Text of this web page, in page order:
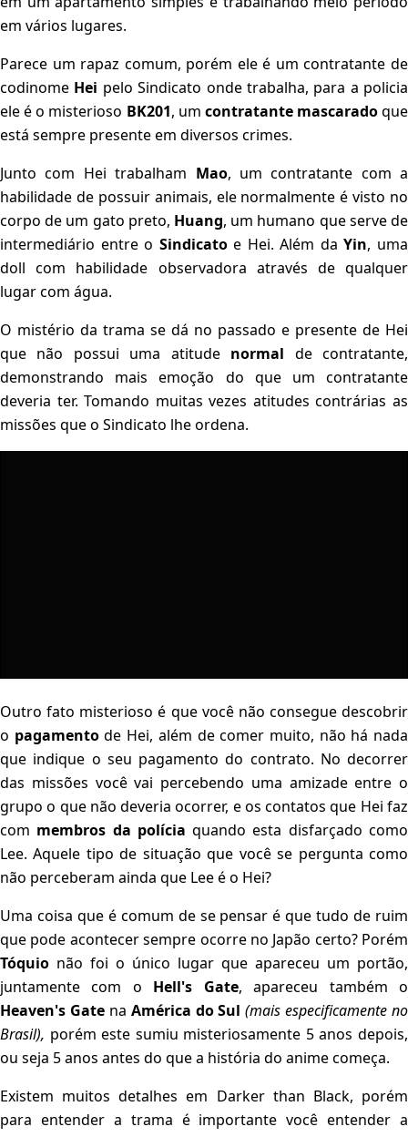
em vários lugares.
Parece um rapaz comum, porém ele é um contratante de
codinome Hei pelo Sindicato onde trabalha, para a policia
ele é o misterioso BK201, um contratante mascaradoque
está sempre presente em diversos crimes.
Junto com Hei trabalham Mao, um contratante com a
habilidade de possuir animais, ele normalmente é visto no
corpo de um gato preto, Huang, um humano que serve de
intermediário entre o Sindicatoe Hei. Além daYin, uma
doll com habilidade observadora através de qualquer
lugar com água.
O mistério da trama se dá no passado e presente de Hei
que não possui uma atitude normal de contratante,
demonstrando mais emoção do que um contratante
deveria ter. Tomando muitas vezes atitudes contrárias as
missões que o Sindicato lhe ordena.
Outro fato misterioso é que você não consegue descobrir
o pagamentode Hei, além de comer muito, não há nada
que indique o seu pagamento do contrato. No decorrer
das missões você vai percebendo uma amizade entre o
grupo o que não deveria ocorrer, e os contatos que Hei faz
com membros da políciaquando esta disfarçado como
Lee. Aquele tipo de situação que você se pergunta como
não perceberam ainda que Lee é o Hei?
Uma coisa que é comum de se pensar é que tudo de ruim
que pode acontecer sempre ocorre no Japão certo? Porém
Tóquio não foi o único lugar que apareceu um portão,
juntamente com o Hell's Gate, apareceu também o
Heaven's Gatena América do Sul (mais especificamente no
Brasil), porém este sumiu misteriosamente 5 anos depois,
ou seja 5 anos antes do que a história do anime começa.
Existem muitos detalhes em Darker than Black, porém
para entender a trama é importante você entender a